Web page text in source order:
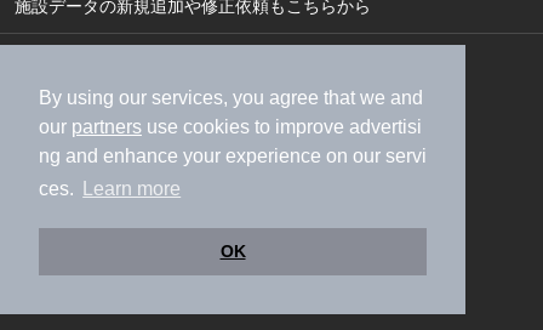
By using our services, you agree that we and
our partners use cookies to improve advertisi
ng and enhance your experience on our servi
ces.
Learn more
OK
施設データの新規追加や修正依頼もこちらから
加盟店募集（資料請求）
広告出稿のご案内
利用規約
ライフスタイルMEMBERS+規約
特定商取引法に基づく表記
ヘルプ
採用情報
運営会社